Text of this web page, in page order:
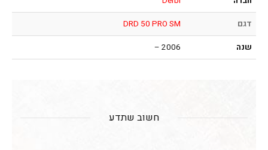
דגם
DRD 50 PRO SM
שנה
2006 –
חשוב שתדע